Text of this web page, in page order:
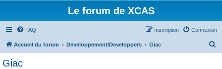
Le forum de XCAS
FAQ Connexion
Inscription
Accueil du forum Developpement/Developpers Giac
Giac